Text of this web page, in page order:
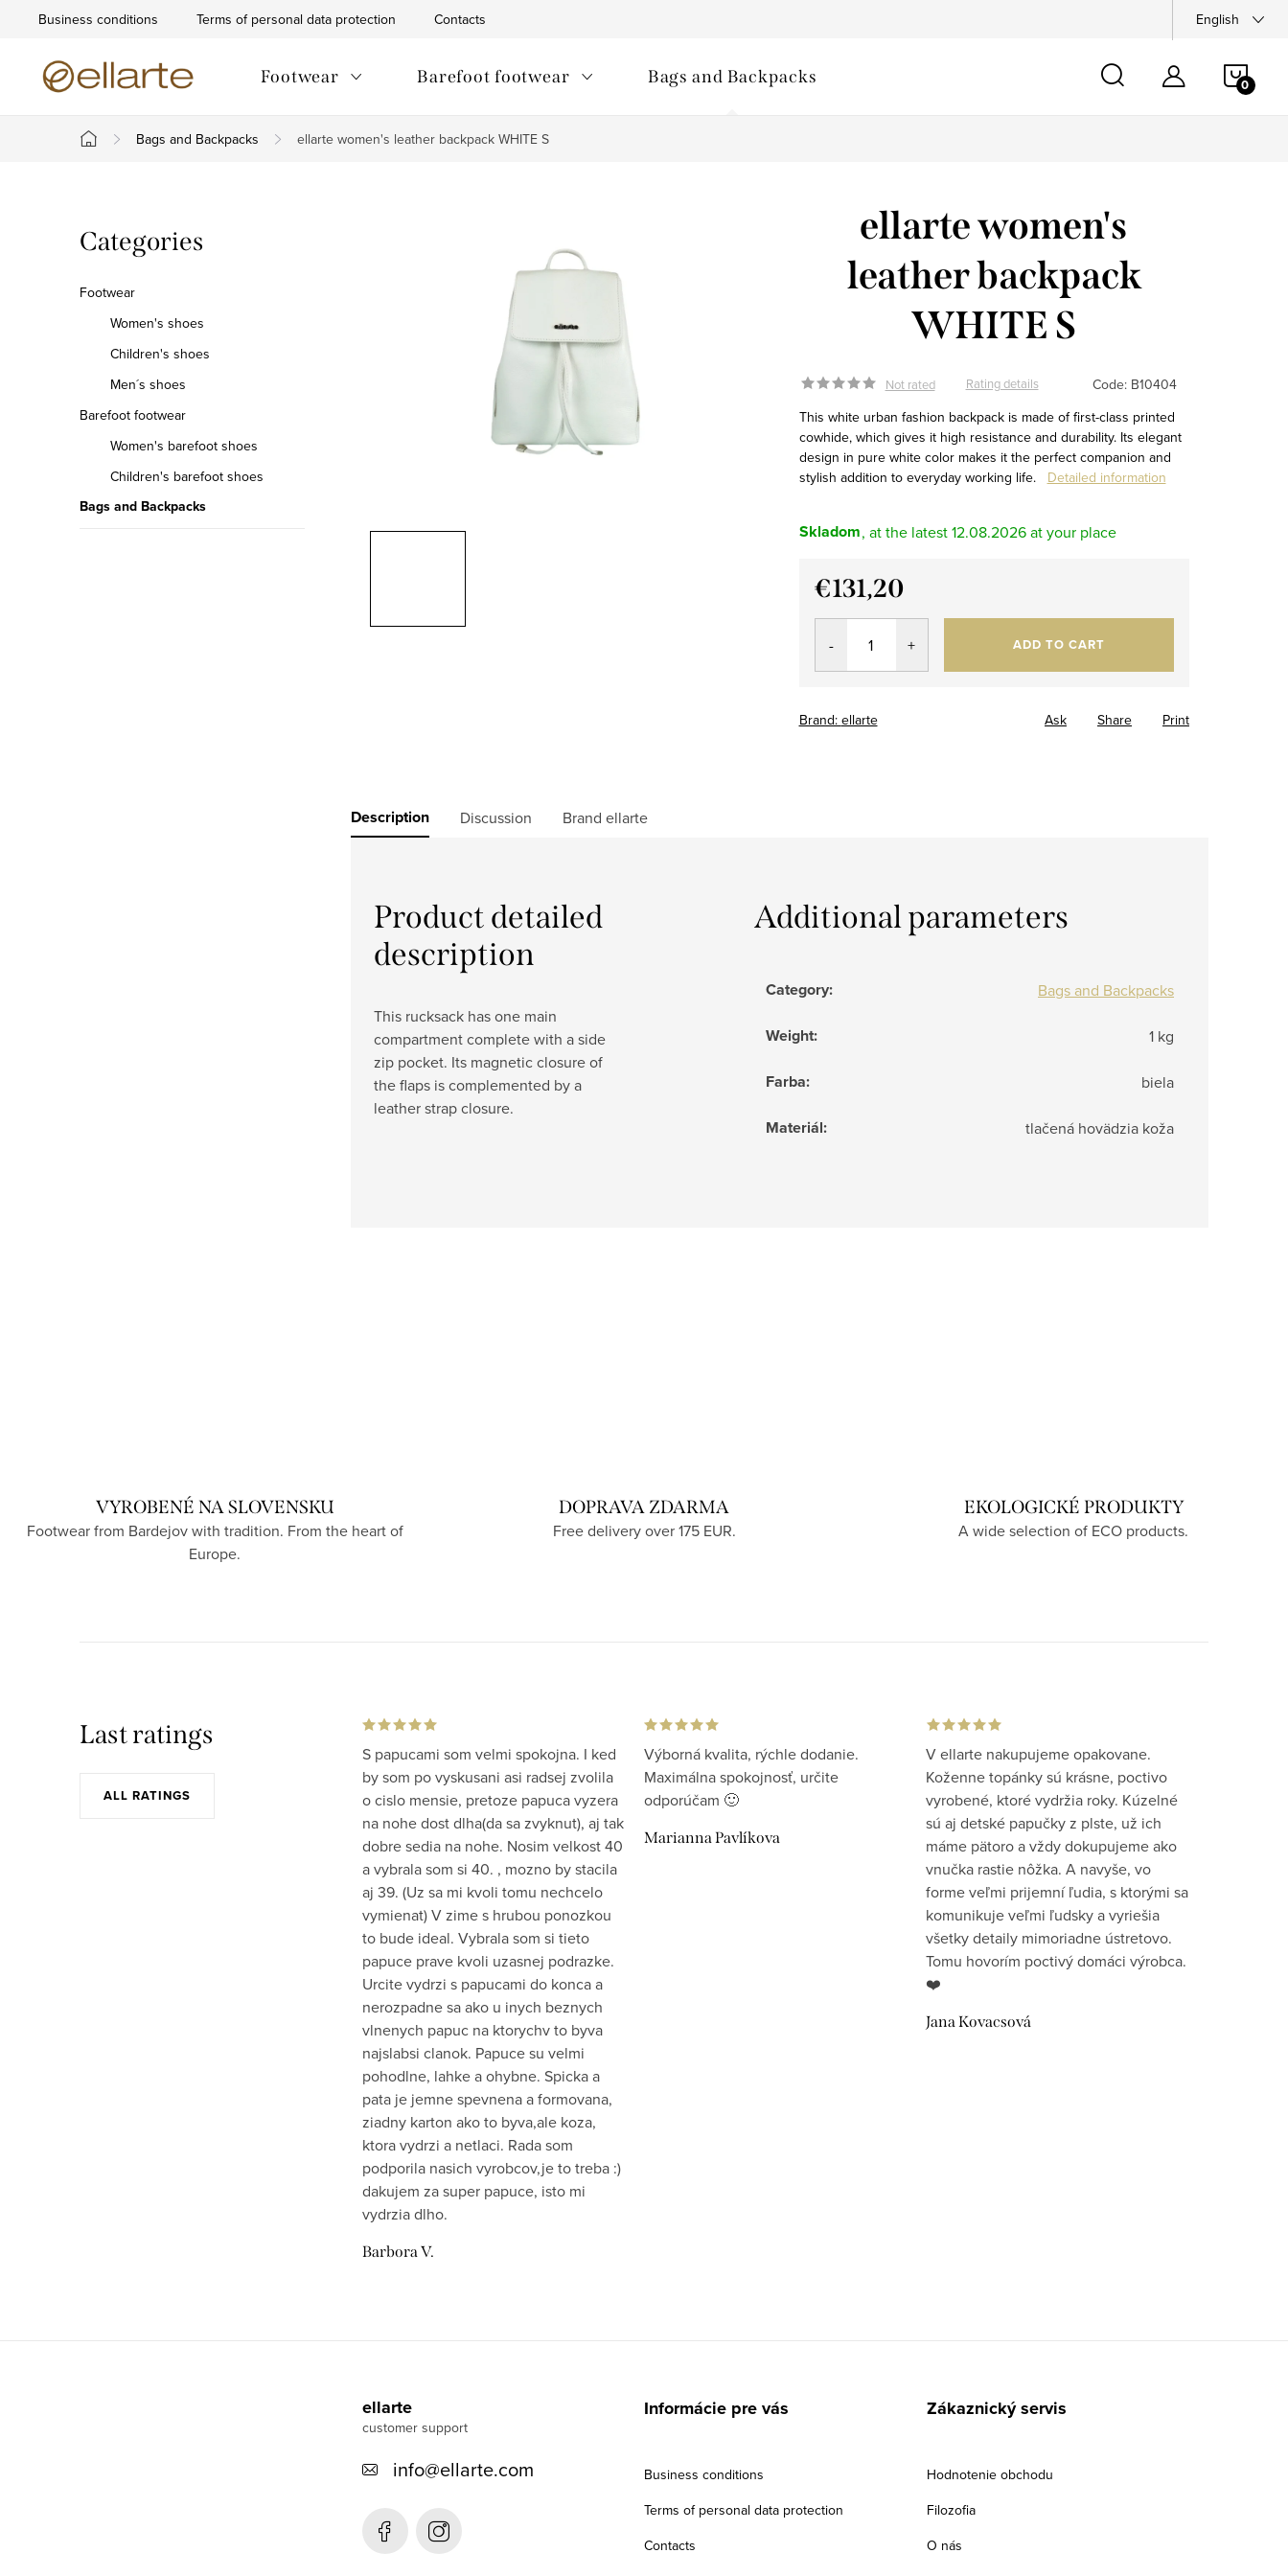
Business conditions Terms of personal data protection Contacts English
Footwear Barefoot footwear Bags and Backpacks
Home
Bags and Backpacks ellarte women's leather backpack WHITE S
i
d
a
Skip
categories
Categories
Footwear
Women's shoes
Children's shoes
Men´s shoes
Barefoot footwear
Women's barefoot shoes
Children's barefoot shoes
Bags and Backpacks
ellarte women's
leather backpack
WHITE S
Not rated Rating details Code: B10404
This white urban fashion backpack is made of first-class printed
cowhide, which gives it high resistance and durability. Its elegant
design in pure white color makes it the perfect companion and
stylish addition to everyday working life.
Detailed information
Skladom 12.08.2026
€131,20
Measure
ADD TO CART
Brand: ellarte Print
Ask Share
Description Discussion Brand ellarte
Product detailed
description
This rucksack has one main
compartment complete with a side
zip pocket. Its magnetic closure of
the flaps is complemented by a
leather strap closure.
Additional parameters
Category: Bags and Backpacks
Weight: 1 kg
Farba: biela
Materiál: tlačená hovädzia koža
VYROBENÉ NA SLOVENSKU
Footwear from Bardejov with tradition. From the heart of
Europe.
DOPRAVA ZDARMA
Free delivery over 175 EUR.
EKOLOGICKÉ PRODUKTY
A wide selection of ECO products.
Last ratings
ALL RATINGS
S papucami som velmi spokojna. I ked
by som po vyskusani asi radsej zvolila
o cislo mensie, pretoze papuca vyzera
na nohe dost dlha(da sa zvyknut), aj tak
dobre sedia na nohe. Nosim velkost 40
a vybrala som si 40. , mozno by stacila
aj 39. (Uz sa mi kvoli tomu nechcelo
vymienat) V zime s hrubou ponozkou
to bude ideal. Vybrala som si tieto
papuce prave kvoli uzasnej podrazke.
Urcite vydrzi s papucami do konca a
nerozpadne sa ako u inych beznych
vlnenych papuc na ktorychv to byva
najslabsi clanok. Papuce su velmi
pohodlne, lahke a ohybne. Spicka a
pata je jemne spevnena a formovana,
ziadny karton ako to byva,ale koza,
ktora vydrzi a netlaci. Rada som
podporila nasich vyrobcov,je to treba :)
dakujem za super papuce, isto mi
vydrzia dlho.
Barbora V.
Výborná kvalita, rýchle dodanie.
Maximálna spokojnosť, určite
odporúčam 🙂
Marianna Pavlíkova
V ellarte nakupujeme opakovane.
Koženne topánky sú krásne, poctivo
vyrobené, ktoré vydržia roky. Kúzelné
sú aj detské papučky z plste, už ich
máme pätoro a vždy dokupujeme ako
vnučka rastie nôžka. A navyše, vo
forme veľmi prijemní ľudia, s ktorými sa
komunikuje veľmi ľudsky a vyriešia
všetky detaily mimoriadne ústretovo.
Tomu hovorím poctivý domáci výrobca.
❤️
Jana Kovacsová
ellarte
info@ellarte.com
Informácie pre vás
Business conditions
Terms of personal data protection
Contacts
Zákaznický servis
Hodnotenie obchodu
Filozofia
O nás